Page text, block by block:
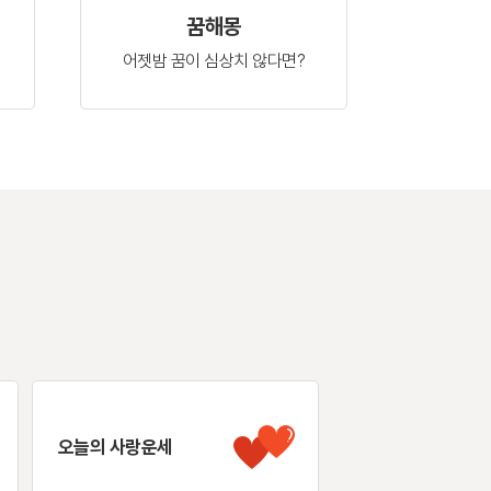
꿈해몽
어젯밤 꿈이 심상치 않다면?
오늘의 사랑운세